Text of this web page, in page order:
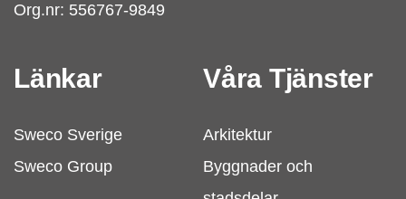
Org.nr: 556767-9849
Länkar
Sweco Sverige
Sweco Group
Våra Tjänster
Arkitektur
Byggnader och